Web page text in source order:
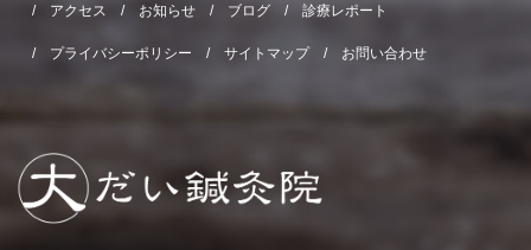
アクセス お知らせ ブログ 診療レポート
プライバシーポリシー サイトマップ お問い合わせ